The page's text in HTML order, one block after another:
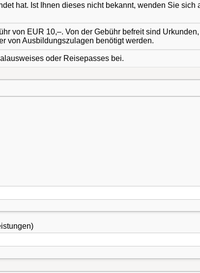
hat. Ist Ihnen dieses nicht bekannt, wenden Sie sich
von EUR 10,–. Von der Gebühr befreit sind
von Ausbildungszulagen benötigt werden.
oder Reisepasses bei.